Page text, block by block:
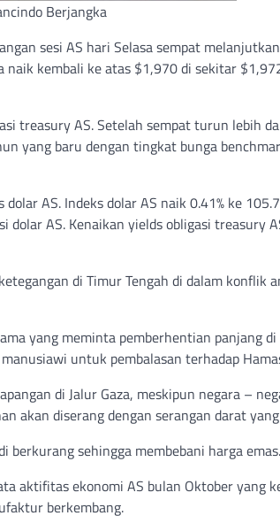
Berjangka
sesi AS hari Selasa sempat
kembali ke atas $1,970 di sekitar
treasury AS. Setelah sempat turun lebih
yang baru dengan tingkat bunga
AS. Indeks dolar AS naik 0.41% ke
dolar AS. Kenaikan yields obligasi treasury
di Timur Tengah di dalam konflik
yang meminta pemberhentian panjang
untuk pembalasan terhadap
di Jalur Gaza, meskipun negara –
akan diserang dengan serangan darat
sehingga membebani harga emas.
aktifitas ekonomi AS bulan Oktober yang
berkembang.